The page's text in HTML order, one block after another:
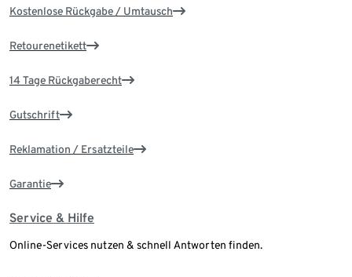
Kostenlose Rückgabe / Umtausch
Retourenetikett
14 Tage Rückgaberecht
Gutschrift
Reklamation / Ersatzteile
Garantie
Service & Hilfe
Online-Services nutzen & schnell Antworten finden.